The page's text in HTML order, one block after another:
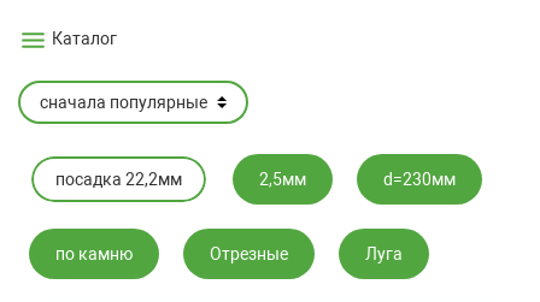
Каталог
посадка 22,2мм 2,5мм d=230мм
по камню Отрезные Луга